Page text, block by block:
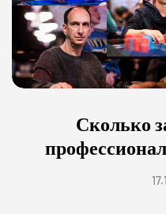
Сколько